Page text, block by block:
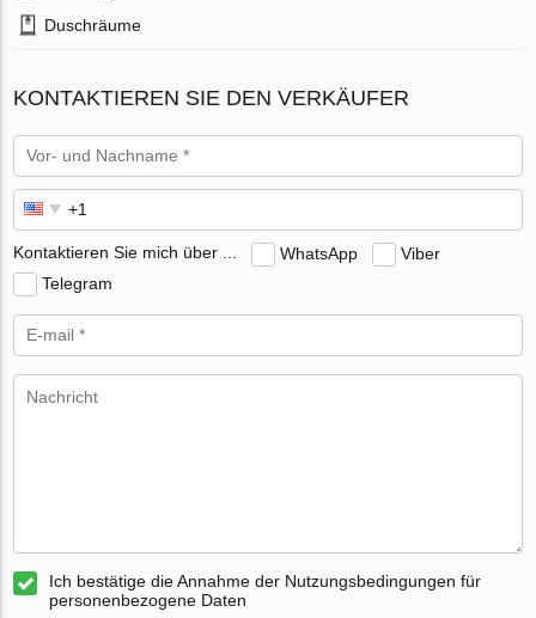
Duschräume
KONTAKTIEREN SIE DEN VERKÄUFER
Kontaktieren Sie mich über ... WhatsApp
Viber
Telegram
Ich bestätige die Annahme der Nutzungsbedingungen für
personenbezogene Daten